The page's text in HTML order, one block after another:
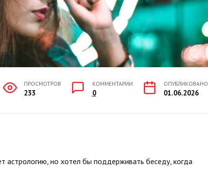
ПРОСМОТРОВ
233
КОММЕНТАРИИ
0
ОПУБЛИКОВАНО
01.06.2026
астрологию, но хотел бы поддерживать беседу, когда